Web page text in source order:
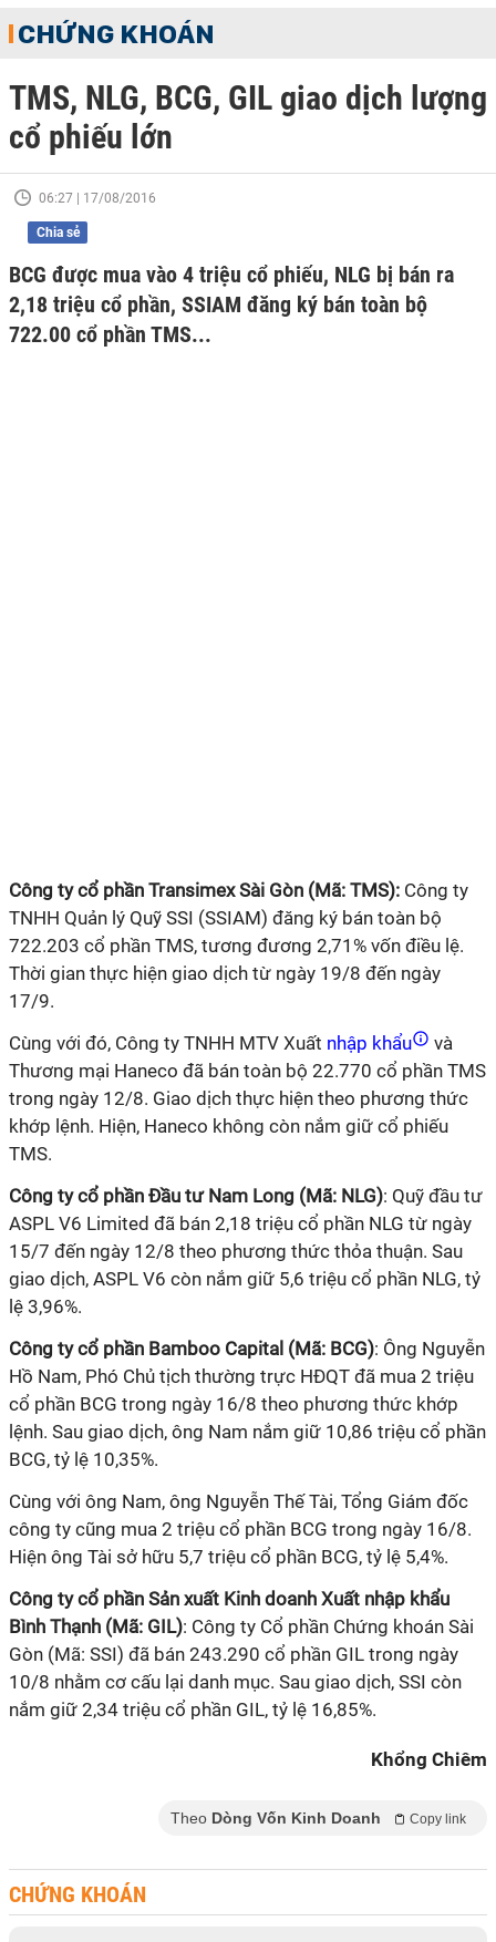
CHỨNG KHOÁN
TMS, NLG, BCG, GIL giao dịch lượng
cổ phiếu lớn
06:27 | 17/08/2016
Chia sẻ
BCG được mua vào 4 triệu cổ phiếu, NLG bị bán ra
2,18 triệu cổ phần, SSIAM đăng ký bán toàn bộ
722.00 cổ phần TMS...
Công ty cổ phần Transimex Sài Gòn (Mã: TMS): Công ty
TNHH Quản lý Quỹ SSI (SSIAM) đăng ký bán toàn bộ
722.203 cổ phần TMS, tương đương 2,71% vốn điều lệ.
Thời gian thực hiện giao dịch từ ngày 19/8 đến ngày
17/9.
Cùng với đó, Công ty TNHH MTV Xuất nhập khẩu
và
Thương mại Haneco đã bán toàn bộ 22.770 cổ phần TMS
trong ngày 12/8. Giao dịch thực hiện theo phương thức
khớp lệnh. Hiện, Haneco không còn nắm giữ cổ phiếu
TMS.
Công ty cổ phần Đầu tư Nam Long (Mã: NLG): Quỹ đầu tư
ASPL V6 Limited đã bán 2,18 triệu cổ phần NLG từ ngày
15/7 đến ngày 12/8 theo phương thức thỏa thuận. Sau
giao dịch, ASPL V6 còn nắm giữ 5,6 triệu cổ phần NLG, tỷ
lệ 3,96%.
Công ty cổ phần Bamboo Capital (Mã: BCG): Ông Nguyễn
Hồ Nam, Phó Chủ tịch thường trực HĐQT đã mua 2 triệu
cổ phần BCG trong ngày 16/8 theo phương thức khớp
lệnh. Sau giao dịch, ông Nam nắm giữ 10,86 triệu cổ phần
BCG, tỷ lệ 10,35%.
Cùng với ông Nam, ông Nguyễn Thế Tài, Tổng Giám đốc
công ty cũng mua 2 triệu cổ phần BCG trong ngày 16/8.
Hiện ông Tài sở hữu 5,7 triệu cổ phần BCG, tỷ lệ 5,4%.
Công ty cổ phần Sản xuất Kinh doanh Xuất nhập khẩu
Bình Thạnh (Mã: GIL): Công ty Cổ phần Chứng khoán Sài
Gòn (Mã: SSI) đã bán 243.290 cổ phần GIL trong ngày
10/8 nhằm cơ cấu lại danh mục. Sau giao dịch, SSI còn
nắm giữ 2,34 triệu cổ phần GIL, tỷ lệ 16,85%.
Khổng Chiêm
Theo Dòng Vốn Kinh Doanh Copy link
CHỨNG KHOÁN